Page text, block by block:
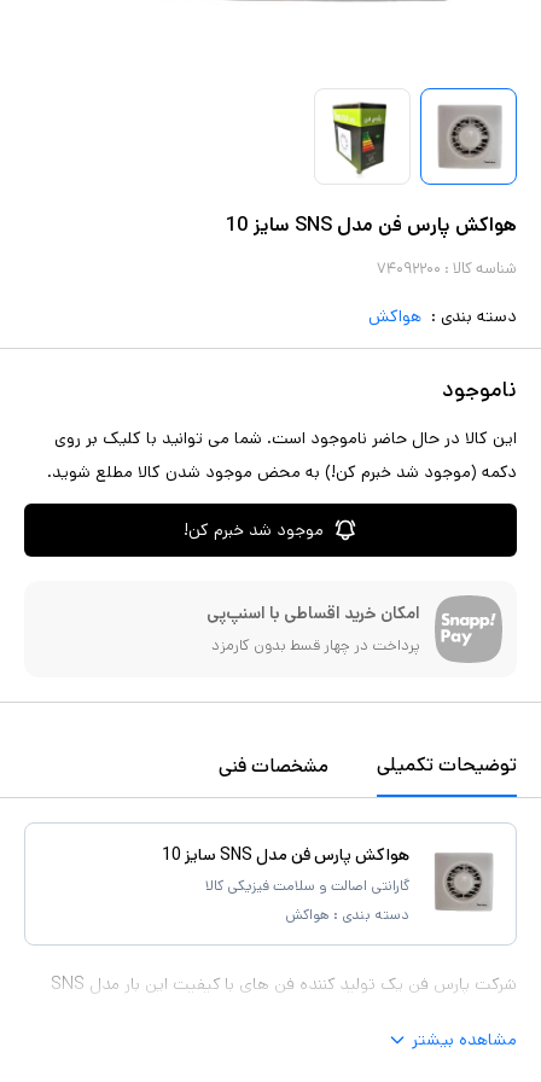
هواکش پارس فن مدل SNS سایز 10
شناسه کالا : ۷۴۰۹۲۲۰۰
دسته بندی : هواکش
ناموجود
این کالا در حال حاضر ناموجود است. شما می توانید با کلیک بر روی
دکمه (موجود شد خبرم کن!) به محض موجود شدن کالا مطلع شوید.
موجود شد خبرم کن!
امکان خرید اقساطی با اسنپ‌پی
پرداخت در چهار قسط بدون کارمزد
توضیحات تکمیلی مشخصات فنی
هواکش پارس فن مدل SNS سایز 10
گارانتی اصالت و سلامت فیزیکی کالا
دسته بندی : هواکش
شرکت پارس فن یک تولید کننده فن های با کیفیت این بار مدل SNS
مشاهده بیشتر